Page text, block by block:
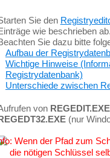
Sie den
wie beschrieben
Sie dazu bitte
Aufbau der
Wichtige Hinweise
Registrydatenbank)
Unterschiede zwischen
von REGEDIT.EXE
REGEDT32.EXE(nur
Wenn der Pfad zum
die nötigen Schlüssel